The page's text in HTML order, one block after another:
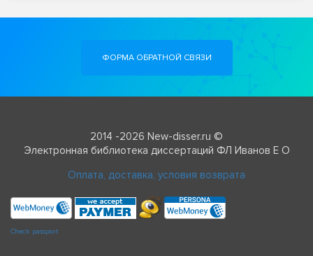
ФОРМА ОБРАТНОЙ СВЯЗИ
2014 -2026 New-disser.ru ©
Электронная библиотека диссертаций ФЛ Иванов Е О
Оплата, доставка, условия возврата
Check passport